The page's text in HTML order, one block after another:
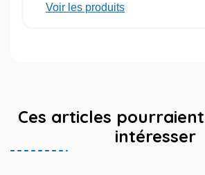
Voir les produits
Ces articles
intéresser